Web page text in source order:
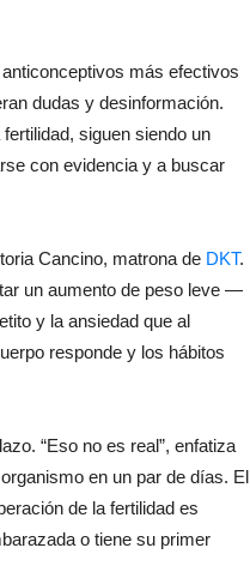
más efectivos
dudas y desinformación.
siguen siendo un
con evidencia y a buscar
Cancino, matrona de DKT.
un aumento de peso leve —
y la ansiedad que al
responde y los hábitos
“Eso no es real”, enfatiza
en un par de días. El
de la fertilidad es
o tiene su primer